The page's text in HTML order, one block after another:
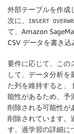
INSERT
SELECT concat (
age
marital ['s'] ,
housing[ 's'],
campaign
'n']
poutcome['s']
cons_conf_idx
FROM
WHERE
外部テーブルを作成
次に、
INSERT
て、Amazon
CSV データを書き込
要件に応じて、この
して、データ分析を
た列を維持すると、
能性があるため、予
削除される可能性が
削除されています。
す。過学習の詳細に